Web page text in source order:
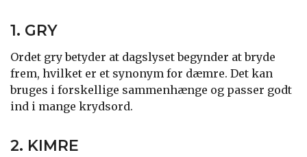
1. GRY
Ordet gry betyder at dagslyset begynder at bryde
frem, hvilket er et synonym for dæmre. Det kan
bruges i forskellige sammenhænge og passer godt
ind i mange krydsord.
2. KIMRE